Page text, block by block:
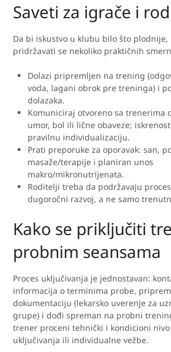
Saveti za igrače i
Da bi iskustvo u klubu bilo što plodnije,
pridržavati se nekoliko praktičnih
Dolazi pripremljen na trening
voda, lagani obrok pre treninga) i
dolazaka.
Komuniciraj otvoreno sa trenerima
umor, bol ili lične obaveze;
pravilnu individualizaciju.
Prati preporuke za oporavak: san,
masaže/terapije i planiran unos
makro/mikronutrijenata.
Roditelji treba da podržavaju
dugoročni razvoj, a ne samo
Kako se priključiti
probnim seansama
Proces uključivanja je jednostavan:
informacija o terminima probe,
dokumentaciju (lekarsko uverenje za
grupe) i dođi spreman na probni
trener proceni tehnički i kondicioni
uključivanja ili individualne vežbe.